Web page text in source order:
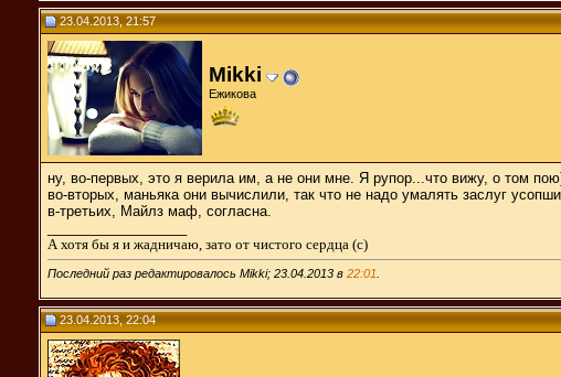
23.04.2013, 21:57
Mikki
Ежикова
ну, во-первых, это я верила им, а не они мне. Я рупор...что вижу, о том
во-вторых, маньяка они вычислили, так что не надо умалять заслуг
в-третьих, Майлз маф, согласна.
А хотя бы я и жадничаю, зато от чистого сердца (с)
Последний раз редактировалось Mikki; 23.04.2013 в 22:01
23.04.2013, 22:04